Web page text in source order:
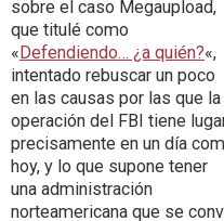
sobre el caso Megaupload,
que titulé como
«Defendiendo… ¿a quién?«,
intentado rebuscar un poco
en las causas por las que la
operación del FBI tiene
precisamente en un día
hoy, y lo que supone tener
una administración
norteamericana que se